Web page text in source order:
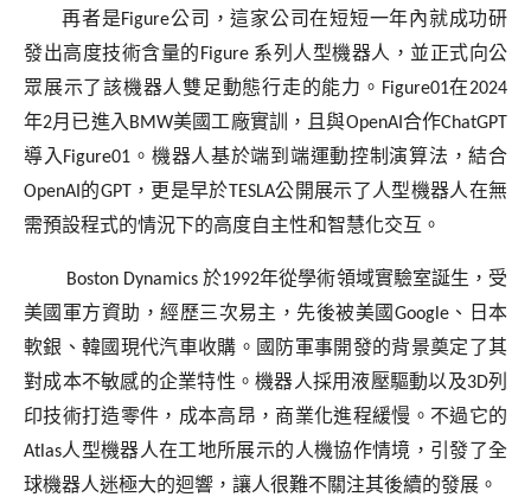
再者是Figure公司，這家公司在短短一年內就成功研
發出高度技術含量的 Figure 系列人型機器人，並正式向公
眾展示了該機器人雙足動態行走的能力。 Figure01在2024
年2月已進入BMW美國工廠實訓，且與OpenAI 合作ChatGPT
導入Figure01 。機器人基於端到端運動控制演算法，結合
OpenAI 的GPT ，更是早於TESLA公開展示了人型機器人在無
需預設程式的情況下的高度自主性和智慧化交互。
Boston Dynamics 於1992年從學術領域實驗室誕生，受
美國軍方資助，經歷三次易主，先後被美國 Google、日本
軟銀、韓國現代汽車收購。國防軍事開發的背景奠定了其
對成本不敏感的企業特性。機器人採用液壓驅動以及3D列
印技術打造零件，成本高昂，商業化進程緩慢。不過它的
Atlas人型機器人在工地所展示的人機協作情境，引發了全
球機器人迷極大的迴響，讓人很難不關注其後續的發展。